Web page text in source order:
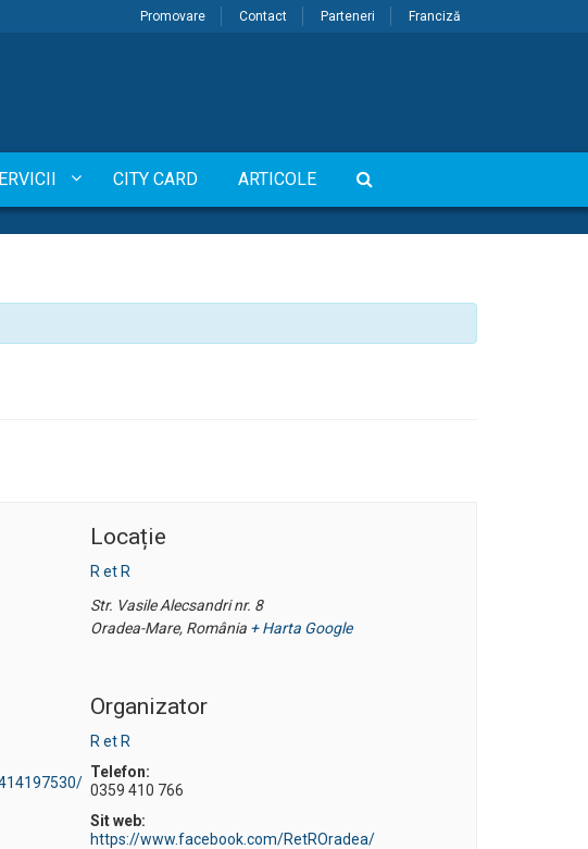
Promovare Contact Parteneri Franciză
CITY CARD ARTICOLE
Locație
R et R
Str. Vasile Alecsandri nr. 8
Oradea-Mare, România + Harta Google
Organizator
R et R
Telefon:
0359 410 766
Sit web:
https://www.facebook.com/RetROradea/